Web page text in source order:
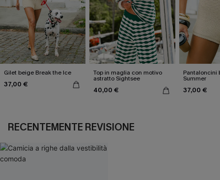
Gilet beige Break the Ice
37,00 €
Top in maglia con motivo
astratto Sightsee
40,00 €
Pantaloncini
Summer
37,00 €
RECENTEMENTE REVISIONE